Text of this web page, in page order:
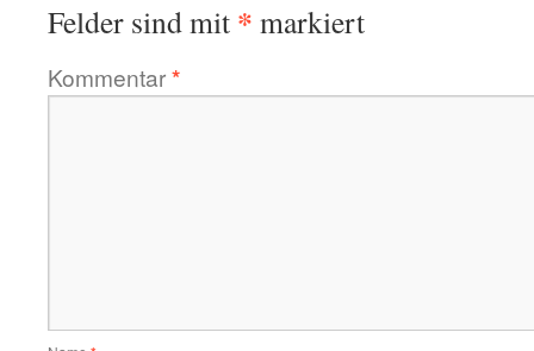
Felder sind mit * markiert
Kommentar*